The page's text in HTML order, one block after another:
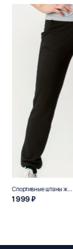
Спортивные штаны женские «НН800»
1 999 ₽